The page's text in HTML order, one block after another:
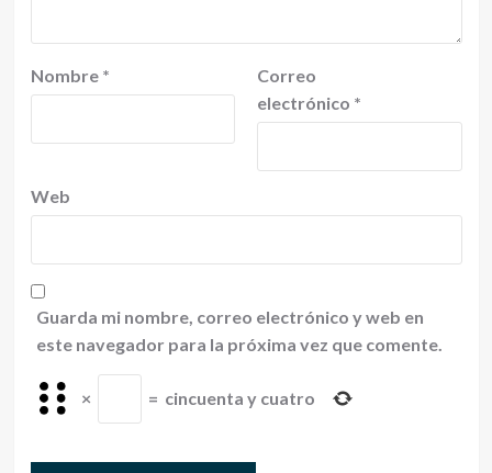
Nombre *
Correo
electrónico *
Web
Guarda mi nombre, correo electrónico y web en
este navegador para la próxima vez que comente.
× = cincuenta y cuatro